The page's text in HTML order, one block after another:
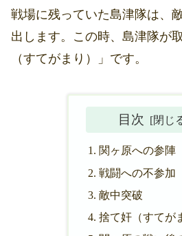
戦場に残っていた島津隊は、
出します。この時、島津隊が
（すてがまり）」です。
目次
関ヶ原への参陣
戦闘への不参加
敵中突破
捨て奸（すてが